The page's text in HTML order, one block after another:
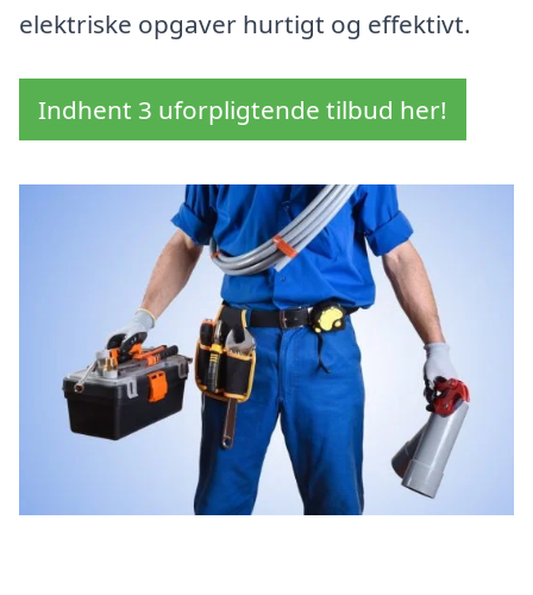
elektriske opgaver hurtigt og effektivt.
Indhent 3 uforpligtende tilbud her!